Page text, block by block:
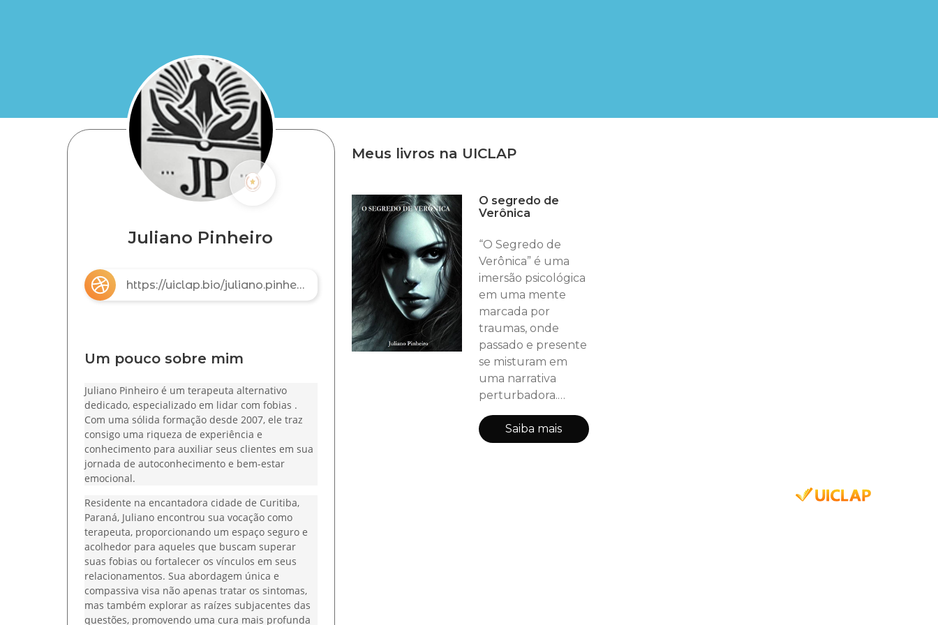
Juliano Pinheiro
https://uiclap.bio/juliano.pinheiro
Um pouco sobre mim
Juliano Pinheiro é um terapeuta alternativo
dedicado, especializado em lidar com fobias .
Com uma sólida formação desde 2007, ele traz
consigo uma riqueza de experiência e
conhecimento para auxiliar seus clientes em sua
jornada de autoconhecimento e bem-estar
emocional.
Residente na encantadora cidade de Curitiba,
Paraná, Juliano encontrou sua vocação como
terapeuta, proporcionando um espaço seguro e
acolhedor para aqueles que buscam superar
suas fobias ou fortalecer os vínculos em seus
relacionamentos. Sua abordagem única e
compassiva visa não apenas tratar os sintomas,
mas também explorar as raízes subjacentes das
questões, promovendo uma cura mais profunda
Meus livros na UICLAP
O segredo de
Verônica
“O Segredo de
Verônica” é uma
imersão psicológica
em uma mente
marcada por
traumas, onde
passado e presente
se misturam em
uma narrativa
perturbadora.
Isabela, uma jovem
introspectiva e
vulnerável,
Saiba mais